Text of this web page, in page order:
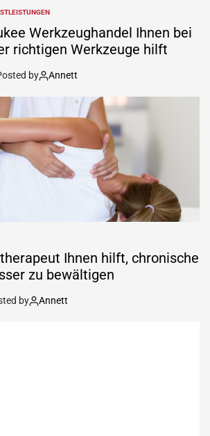
Werkzeughandel Ihnen bei
richtigen Werkzeuge hilft
by Annett
Ihnen hilft, chronische
zu bewältigen
by Annett